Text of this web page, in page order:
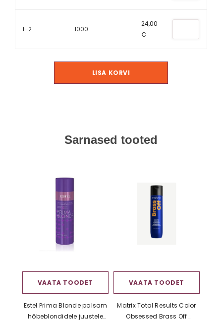
t-2 1000
24,00
€
LISA KORVI
Sarnased tooted
VAATA TOODET
Estel Prima Blonde palsam
hõbeblondidele juustele
VAATA TOODET
Matrix Total Results Color
Obsessed Brass Off